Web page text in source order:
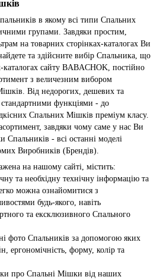
в якому всі типи Спальних
групами. Завдяки простим,
на товарних сторінках-каталогах Ви
та здійсните вибір Спальника, що
каталогах сайту BABACHOK, постійно
з величезним вибором
Від недорогих, дешевих та
функціями - до
Спальних Мішків преміум класу.
завдяки чому саме у нас Ви
Спальників - всі останні моделі
Виробників (Брендів).
на нашому сайті, містить:
та необхідну технічну інформацію та
можна ознайомитися з
будь-якого, навіть
та ексклюзивного Спального
фото Спальників за допомогою яких
ергономічність, форму, колір та
про Спальні Мішки від наших